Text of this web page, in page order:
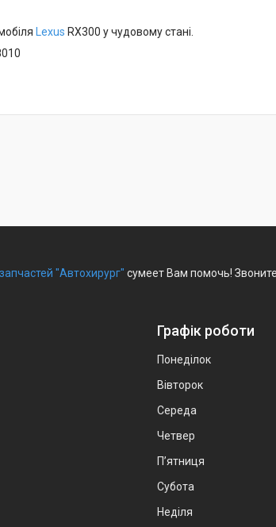
Lexus RX300 у чудовому стані.
"Автохирург" сумеет Вам помочь!
Графік роботи
Понеділок
Вівторок
Середа
Четвер
Пʼятниця
Субота
Неділя